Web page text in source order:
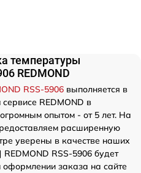
температуры
REDMOND
RSS-5906 выполняется в
REDMOND в
опытом - от 5 лет. На
расширенную
уверены в качестве наших
RSS-5906 будет
заказа на сайте